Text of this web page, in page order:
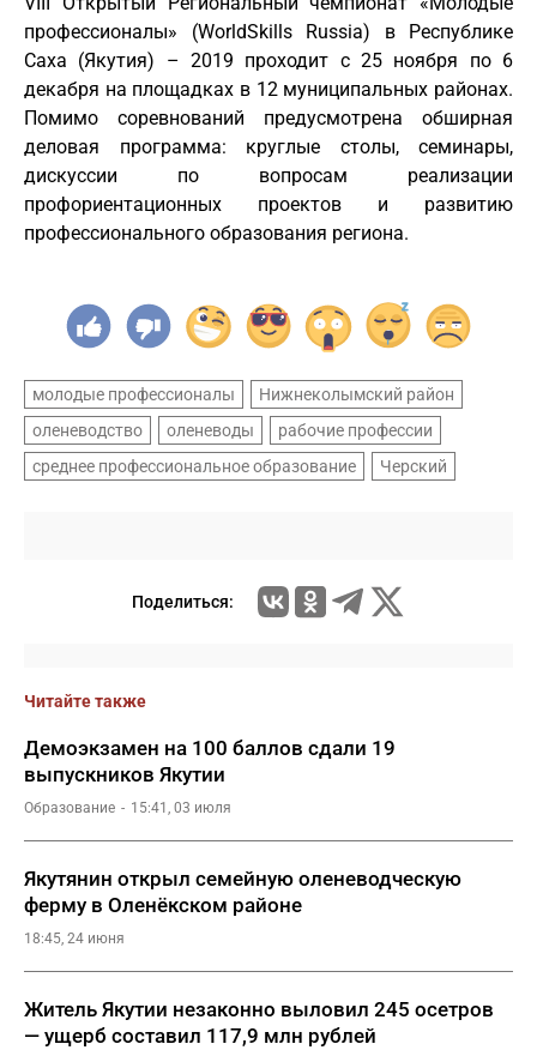
профессионалы» (WorldSkills Russia) в Республике
Саха (Якутия) – 2019 проходит с 25 ноября по 6
декабря на площадках в 12 муниципальных районах.
Помимо соревнований предусмотрена обширная
деловая программа: круглые столы, семинары,
дискуссии по вопросам реализации
профориентационных проектов и развитию
профессионального образования региона.
молодые профессионалы
Нижнеколымский район
оленеводство
оленеводы
рабочие профессии
среднее профессиональное образование
Черский
Поделиться:
Читайте также
Демоэкзамен на 100 баллов сдали 19
выпускников Якутии
Образование 15:41, 03 июля
Якутянин открыл семейную оленеводческую
ферму в Оленёкском районе
18:45, 24 июня
Житель Якутии незаконно выловил 245 осетров
— ущерб составил 117,9 млн рублей